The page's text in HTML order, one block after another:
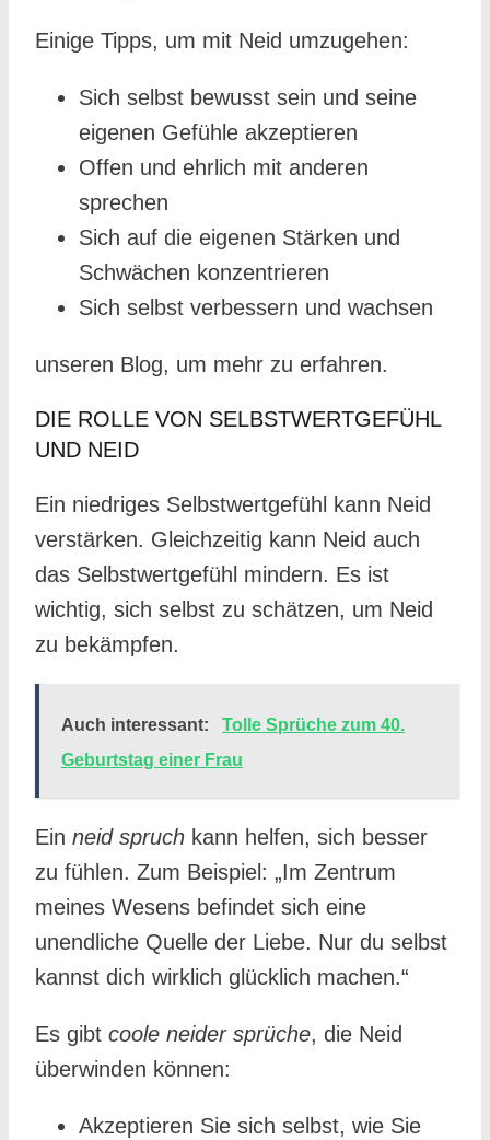
Einige Tipps, um mit Neid umzugehen:
Sich selbst bewusst sein und seine
eigenen Gefühle akzeptieren
Offen und ehrlich mit anderen
sprechen
Sich auf die eigenen Stärken und
Schwächen konzentrieren
Sich selbst verbessern und wachsen
unseren Blog, um mehr zu erfahren.
DIE ROLLE VON SELBSTWERTGEFÜHL
UND NEID
Ein niedriges Selbstwertgefühl kann Neid
verstärken. Gleichzeitig kann Neid auch
das Selbstwertgefühl mindern. Es ist
wichtig, sich selbst zu schätzen, um Neid
zu bekämpfen.
Auch interessant:
Tolle Sprüche zum 40.
Geburtstag einer Frau
Ein neid spruch kann helfen, sich besser
zu fühlen. Zum Beispiel: „Im Zentrum
meines Wesens befindet sich eine
unendliche Quelle der Liebe. Nur du selbst
kannst dich wirklich glücklich machen.“
Es gibt coole neider sprüche, die Neid
überwinden können:
Akzeptieren Sie sich selbst, wie Sie